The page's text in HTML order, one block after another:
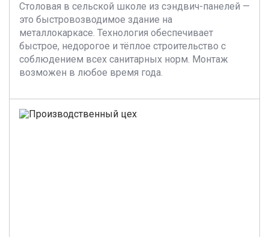
Столовая в сельской школе из сэндвич-панелей —
это быстровозводимое здание на
металлокаркасе. Технология обеспечивает
быстрое, недорогое и тёплое строительство с
соблюдением всех санитарных норм. Монтаж
возможен в любое время года.